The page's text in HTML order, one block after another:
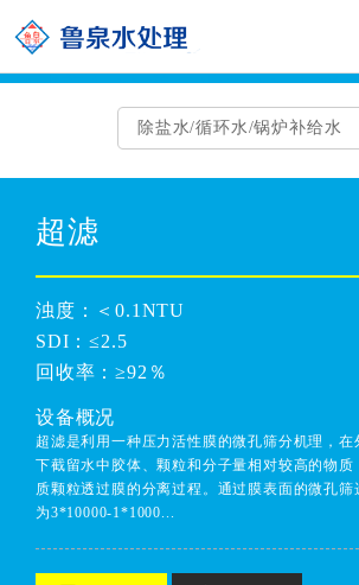
网站首页 >> 鲁泉业务 >> 中水
超滤
浊度：
＜0.1NTU
SDI：≤2.5
回收率：≥92％
设备概况
超滤是利用一种压力活性膜的微孔筛分机理，在
下截留水中胶体、颗粒和分子量相对较高的物质
质颗粒透过膜的分离过程。通过膜表面的微孔筛
为3*10000-1*1000...